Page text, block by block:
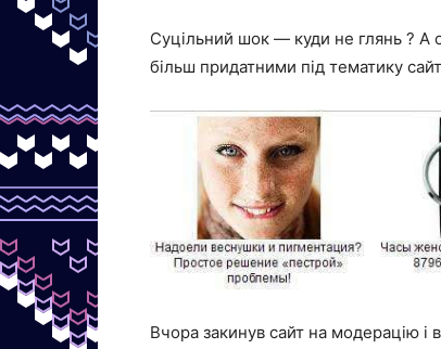
Суцільний шок — куди не глянь ? А
більш придатними під тематику
Вчора закинув сайт на модерацію і